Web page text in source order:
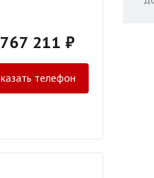
211 ₽
телефон